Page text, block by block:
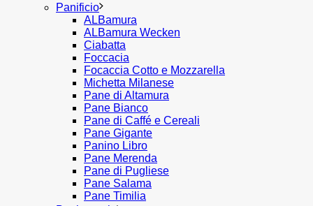
Panificio
ALBamura
ALBamura Wecken
Ciabatta
Foccacia
Focaccia Cotto e Mozzarella
Michetta Milanese
Pane di Altamura
Pane Bianco
Pane di Caffé e Cereali
Pane Gigante
Panino Libro
Pane Merenda
Pane di Pugliese
Pane Salama
Pane Timilia